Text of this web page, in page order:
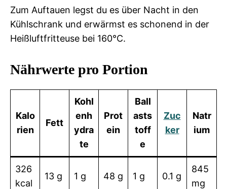
Zum Auftauen legst du es über Nacht in den
Kühlschrank und erwärmst es schonend in der
Heißluftfritteuse bei 160°C.
Nährwerte pro Portion
Kalo
rien
Fett
Kohl
enh
ydra
te
Prot
ein
Ball
asts
toff
e
Zuc
ker
Natr
ium
326
kcal
13 g 1 g 48 g 1 g 0.1 g
845
mg